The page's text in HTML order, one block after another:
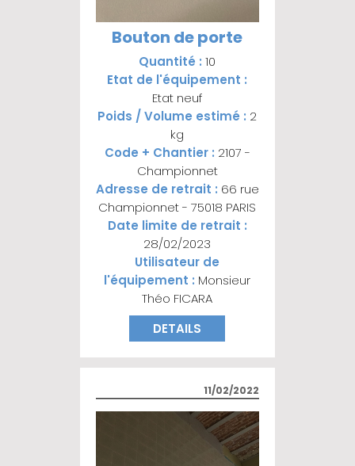
Bouton de porte
Quantité :10
Etat de l'équipement :
Etat neuf
Poids / Volume estimé : 2
kg
Code + Chantier : 2107 -
Championnet
Adresse de retrait : 66 rue
Championnet - 75018 PARIS
Date limite de retrait :
28/02/2023
Utilisateur de
l'équipement : Monsieur
Théo FICARA
DETAILS
11/02/2022